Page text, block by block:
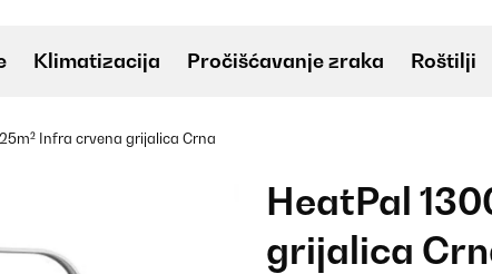
Klimatizacija Pročišćavanje zraka Roštilji
Infra crvena grijalica Crna
HeatPal
grijalica